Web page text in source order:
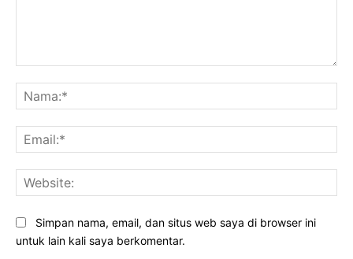
Simpan nama, email, dan situs web saya di browser ini
untuk lain kali saya berkomentar.